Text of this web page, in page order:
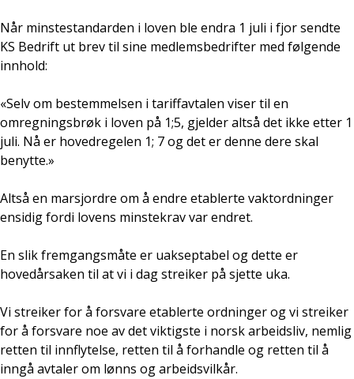
Når minstestandarden i loven ble endra 1 juli i fjor sendte
KS Bedrift ut brev til sine medlemsbedrifter med følgende
innhold:
«Selv om bestemmelsen i tariffavtalen viser til en
omregningsbrøk i loven på 1;5, gjelder altså det ikke etter 1
juli. Nå er hovedregelen 1; 7 og det er denne dere skal
benytte.»
Altså en marsjordre om å endre etablerte vaktordninger
ensidig fordi lovens minstekrav var endret.
En slik fremgangsmåte er uakseptabel og dette er
hovedårsaken til at vi i dag streiker på sjette uka.
Vi streiker for å forsvare etablerte ordninger og vi streiker
for å forsvare noe av det viktigste i norsk arbeidsliv, nemlig
retten til innflytelse, retten til å forhandle og retten til å
inngå avtaler om lønns og arbeidsvilkår.